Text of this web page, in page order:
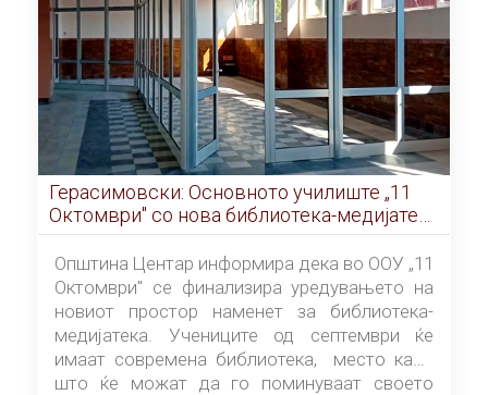
Герасимовски: Основното училиште „11
Октомври" со нова библиотека-медијатека
од септември
Општина Центар информира дека во ООУ „11
Октомври" се финализира уредувањето на
новиот простор наменет за библиотека-
медијатека. Учениците од септември ќе
имаат современа библиотека, место каде
што ќе можат да го поминуваат своето